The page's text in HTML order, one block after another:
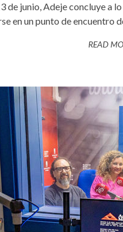
de junio, Adeje concluye a
en un punto de encuentro
READ